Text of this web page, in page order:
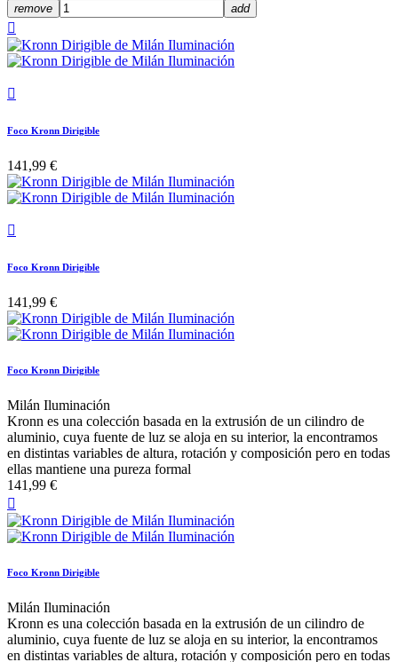
remove add


Foco Kronn Dirigible
141,99 €

Foco Kronn Dirigible
141,99 €
Foco Kronn Dirigible
Milán Iluminación
Kronn es una colección basada en la extrusión de un cilindro de
aluminio, cuya fuente de luz se aloja en su interior, la encontramos
en distintas variables de altura, rotación y composición pero en todas
ellas mantiene una pureza formal
141,99 €

Foco Kronn Dirigible
Milán Iluminación
Kronn es una colección basada en la extrusión de un cilindro de
aluminio, cuya fuente de luz se aloja en su interior, la encontramos
en distintas variables de altura, rotación y composición pero en todas